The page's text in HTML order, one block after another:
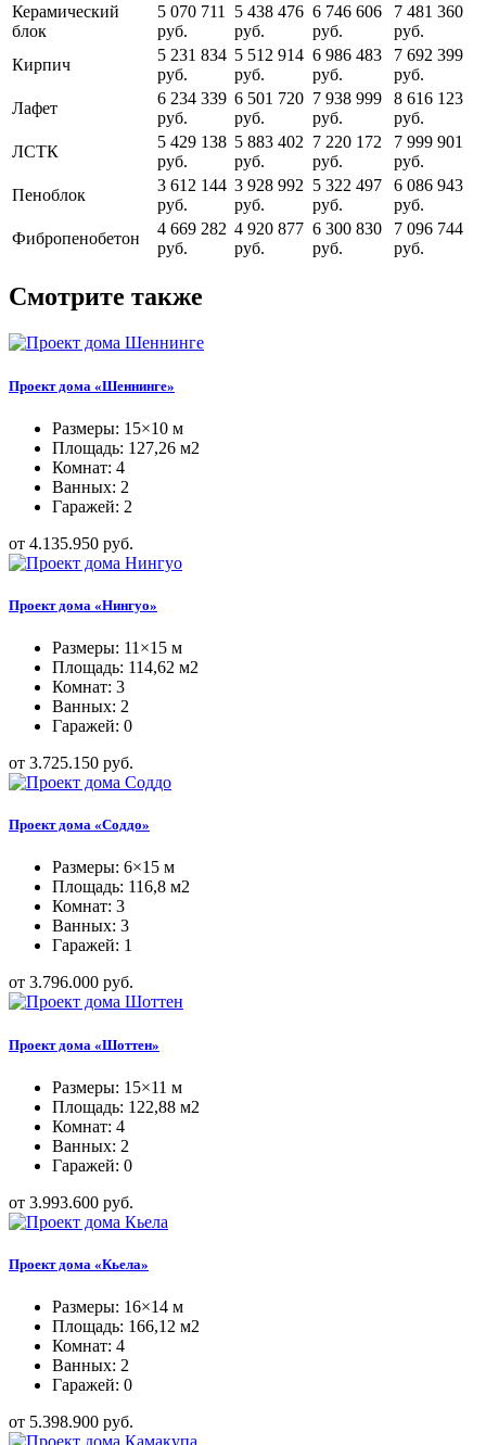
Керамический
блок
5 070 711
руб.
5 438 476
руб.
6 746 606
руб.
7 481 360
руб.
Кирпич
5 231 834
руб.
5 512 914
руб.
6 986 483
руб.
7 692 399
руб.
Лафет
6 234 339
руб.
6 501 720
руб.
7 938 999
руб.
8 616 123
руб.
ЛСТК
5 429 138
руб.
5 883 402
руб.
7 220 172
руб.
7 999 901
руб.
Пеноблок
3 612 144
руб.
3 928 992
руб.
5 322 497
руб.
6 086 943
руб.
Фибропенобетон
4 669 282
руб.
4 920 877
руб.
6 300 830
руб.
7 096 744
руб.
Смотрите также
Проект дома «Шеннинге»
Размеры: 15×10 м
Площадь: 127,26 м2
Комнат: 4
Ванных: 2
Гаражей: 2
от 4.135.950 руб.
Проект дома «Нингуо»
Размеры: 11×15 м
Площадь: 114,62 м2
Комнат: 3
Ванных: 2
Гаражей: 0
от 3.725.150 руб.
Проект дома «Соддо»
Размеры: 6×15 м
Площадь: 116,8 м2
Комнат: 3
Ванных: 3
Гаражей: 1
от 3.796.000 руб.
Проект дома «Шоттен»
Размеры: 15×11 м
Площадь: 122,88 м2
Комнат: 4
Ванных: 2
Гаражей: 0
от 3.993.600 руб.
Проект дома «Кьела»
Размеры: 16×14 м
Площадь: 166,12 м2
Комнат: 4
Ванных: 2
Гаражей: 0
от 5.398.900 руб.